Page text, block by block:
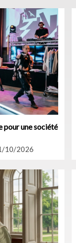
une société
10/2026